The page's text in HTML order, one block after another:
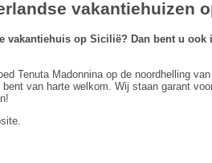
vakantiehuizen
vakantiehuis op Sicilië? Dan bent u ook
Tenuta Madonnina op de noordhelling
van harte welkom. Wij staan garant